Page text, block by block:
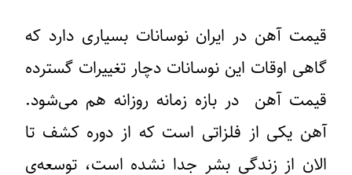
قیمت آهن در ایران نوسانات بسیاری دارد که
گاهی اوقات این نوسانات دچار تغییرات گسترده
قیمت آهن در بازه زمانه روزانه هم می‌شود.
آهن یکی از فلزاتی است که از دوره کشف تا
الان از زندگی بشر جدا نشده است، توسعه‌ی